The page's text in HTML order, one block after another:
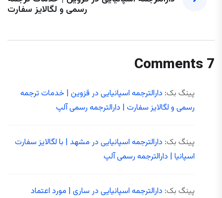
رسمی و لگالایز سفارت
7 Comments
پینگ بک: دارالترجمه اسپانیایی در قزوین | خدمات ترجمه
رسمی و لگالایز سفارت | دارالترجمه رسمی آلپ
پینگ بک: دارالترجمه اسپانیایی در مشهد | با لگالایز سفارت
اسپانیا | دارالترجمه رسمی آلپ
پینگ بک: دارالترجمه اسپانیایی در ساری | مورد اعتماد